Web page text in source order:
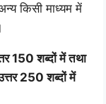
किसी माध्यम में
150 शब्दों में तथा
250 शब्दों में